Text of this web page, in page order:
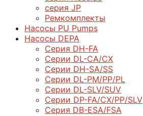
серия JP
Ремкомплекты
Насосы PU Pumps
Насосы DEPA
Серия DH-FA
Серии DL-CA/CX
Серии DH-SA/SS
Серии DL-PM/РР/PL
Серии DL-SLV/SUV
Серии DP-FA/CX/PP/SLV
Серия DB-ЕSA/FSA